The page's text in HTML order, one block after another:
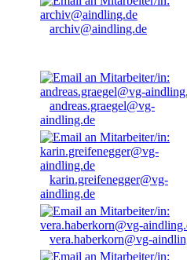
archiv@aindling.de
andreas.graegel@vg-
aindling.de
karin.greifenegger@vg-
aindling.de
vera.haberkorn@vg-